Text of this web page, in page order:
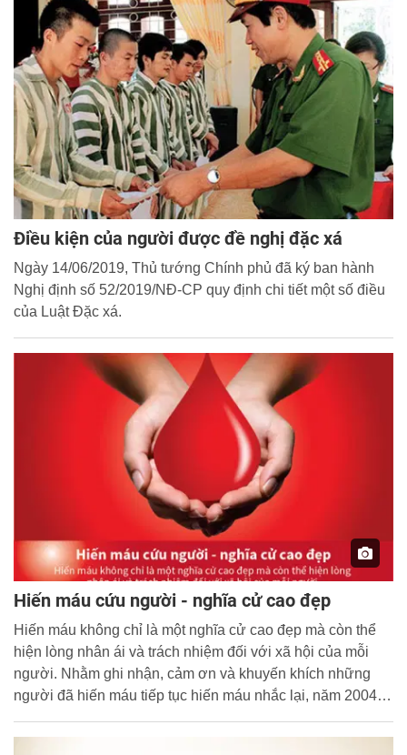
Điều kiện của người được đề nghị đặc xá
Ngày 14/06/2019, Thủ tướng Chính phủ đã ký ban hành
Nghị định số 52/2019/NĐ-CP quy định chi tiết một số điều
của Luật Đặc xá.
Hiến máu cứu người - nghĩa cử cao đẹp
Hiến máu không chỉ là một nghĩa cử cao đẹp mà còn thể
hiện lòng nhân ái và trách nhiệm đối với xã hội của mỗi
người. Nhằm ghi nhận, cảm ơn và khuyến khích những
người đã hiến máu tiếp tục hiến máu nhắc lại, năm 2004,
liềm đỏ quốc tế, Hiệp hội truyền máu quốc tế và Hiệp hội